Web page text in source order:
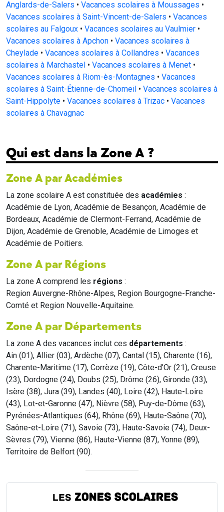
Anglards-de-Salers • Vacances scolaires à Moussages •
Vacances scolaires à Saint-Vincent-de-Salers • Vacances
scolaires au Falgoux • Vacances scolaires au Vaulmier •
Vacances scolaires à Apchon • Vacances scolaires à
Cheylade • Vacances scolaires à Collandres • Vacances
scolaires à Marchastel • Vacances scolaires à Menet •
Vacances scolaires à Riom-ès-Montagnes • Vacances
scolaires à Saint-Étienne-de-Chomeil • Vacances scolaires à
Saint-Hippolyte • Vacances scolaires à Trizac • Vacances
scolaires à Chavagnac
Qui est dans la Zone A ?
Zone A par Académies
La zone scolaire A est constituée des académies :
Académie de Lyon, Académie de Besançon, Académie de
Bordeaux, Académie de Clermont-Ferrand, Académie de
Dijon, Académie de Grenoble, Académie de Limoges et
Académie de Poitiers.
Zone A par Régions
La zone A comprend les régions :
Region Auvergne-Rhône-Alpes, Region Bourgogne-Franche-
Comté et Region Nouvelle-Aquitaine.
Zone A par Départements
La zone A des vacances inclut ces départements :
Ain (01), Allier (03), Ardèche (07), Cantal (15), Charente (16),
Charente-Maritime (17), Corrèze (19), Côte-d’Or (21), Creuse
(23), Dordogne (24), Doubs (25), Drôme (26), Gironde (33),
Isère (38), Jura (39), Landes (40), Loire (42), Haute-Loire
(43), Lot-et-Garonne (47), Nièvre (58), Puy-de-Dôme (63),
Pyrénées-Atlantiques (64), Rhône (69), Haute-Saône (70),
Saône-et-Loire (71), Savoie (73), Haute-Savoie (74), Deux-
Sèvres (79), Vienne (86), Haute-Vienne (87), Yonne (89),
Territoire de Belfort (90).